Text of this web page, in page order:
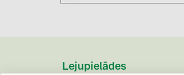
Lejupielādes